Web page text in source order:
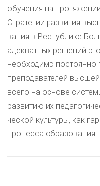
обучения на
Стратегии развития
вания в Республике
адекватных решений
необходимо
преподавателей
всего на основе
развитию их
ческой культуры, как
процесса образования.